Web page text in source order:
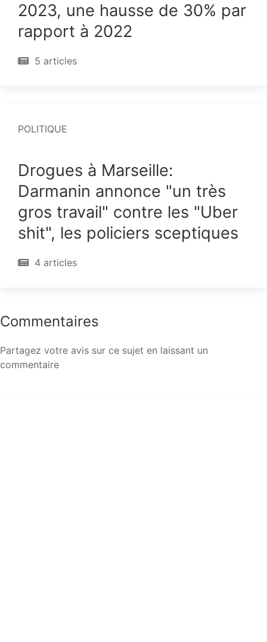
2023, une hausse de 30% par
rapport à 2022
5 articles
POLITIQUE
Drogues à Marseille:
Darmanin annonce "un très
gros travail" contre les "Uber
shit", les policiers sceptiques
4 articles
Commentaires
Partagez votre avis sur ce sujet en laissant un
commentaire